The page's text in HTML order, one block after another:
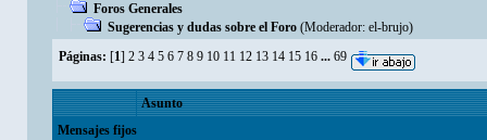
Foros Generales
Sugerencias y dudas sobre el Foro (Moderador: el-brujo)
Páginas: [1] 2 3 4 5 6 7 8 9 10 11 12 13 14 15 16 ... 69
Asunto
Mensajes fijos